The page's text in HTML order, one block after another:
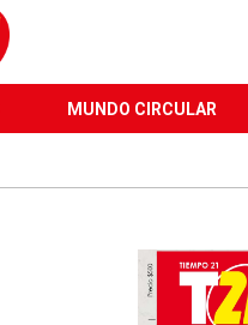
MUNDO CIRCULAR